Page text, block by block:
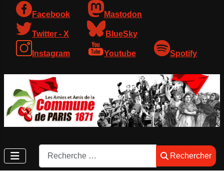
Facebook Mastodon
Twitter - X BlueSky
Instagram Youtube Spotify
Rechercher
Rechercher